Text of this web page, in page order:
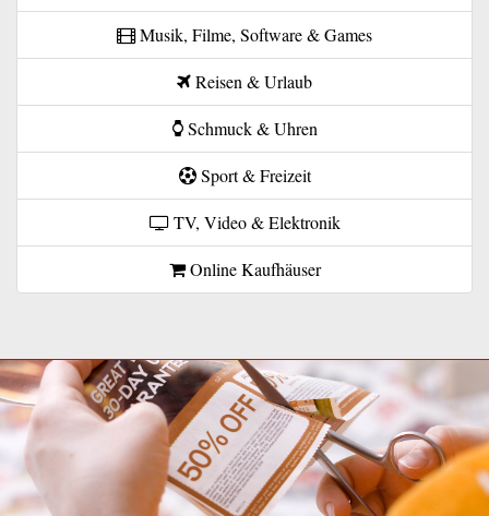
Musik, Filme, Software & Games
Reisen & Urlaub
Schmuck & Uhren
Sport & Freizeit
TV, Video & Elektronik
Online Kaufhäuser